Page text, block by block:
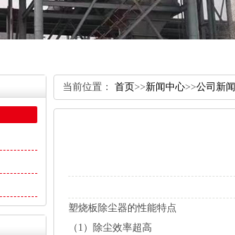
当前位置： 首页>>新闻中心>>公司新闻
塑烧板除尘器的性能特点
（1）除尘效率超高